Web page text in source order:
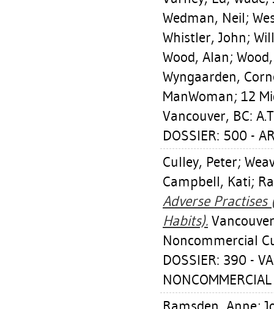
Wedman, Neil;
Whistler, John;
Wood, Alan;
Wyngaarden,
ManWoman; 12
Vancouver, BC:
DOSSIER: 500 -
Culley, Peter;
Campbell, Kati;
Adverse Practises
Habits).
Noncommercial
DOSSIER: 390 -